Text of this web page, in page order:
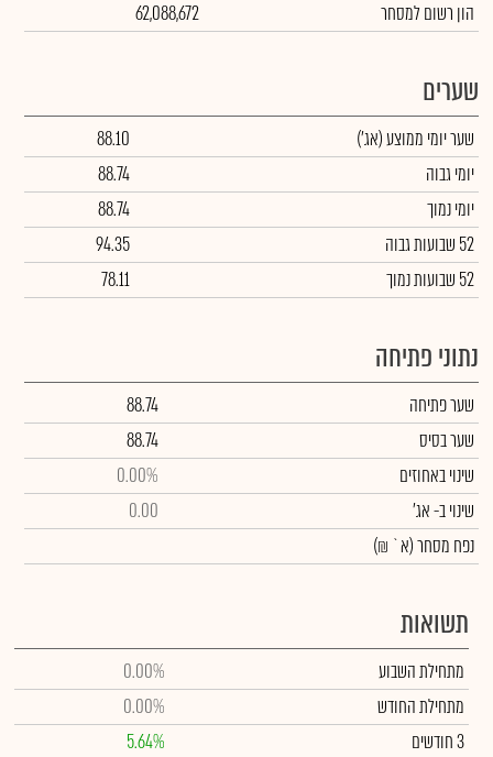
הון רשום למסחר
62,088,672
שערים
שער יומי ממוצע(אג')
88.10
יומי גבוה
88.74
יומי נמוך
88.74
52 שבועות גבוה
94.35
52 שבועות נמוך
78.11
נתוני פתיחה
שער פתיחה
88.74
שער בסיס
88.74
שינוי באחוזים
0.00%
שינויב- אג'
0.00
נפח מסחר(א` ₪)
תשואות
מתחילת השבוע
0.00%
מתחילת החודש
0.00%
3 חודשים
5.64%